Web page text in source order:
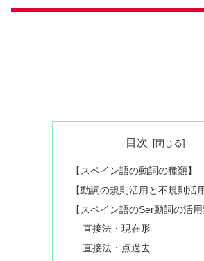
目次
【スペイン語の動詞の種類】
【動詞の規則活用と不規則活用
【スペイン語のSer動詞の活用
直接法・現在形
直接法・点過去